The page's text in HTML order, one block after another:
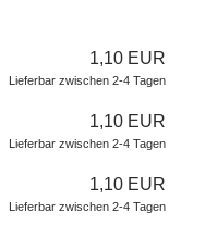
1,10 EUR
Lieferbar zwischen 2-4 Tagen
1,10 EUR
Lieferbar zwischen 2-4 Tagen
1,10 EUR
Lieferbar zwischen 2-4 Tagen